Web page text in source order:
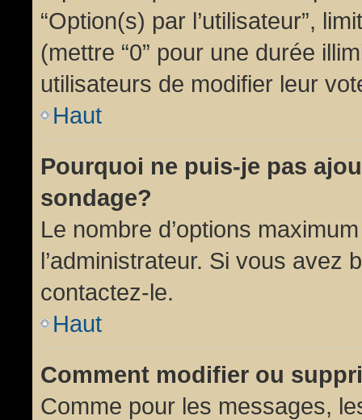
“Option(s) par l’utilisateur”,
(mettre “0” pour une durée
utilisateurs de modifier leur
Haut
Pourquoi ne puis-je pas
sondage?
Le nombre d’options
l’administrateur. Si vous avez
contactez-le.
Haut
Comment modifier ou
Comme pour les messages,